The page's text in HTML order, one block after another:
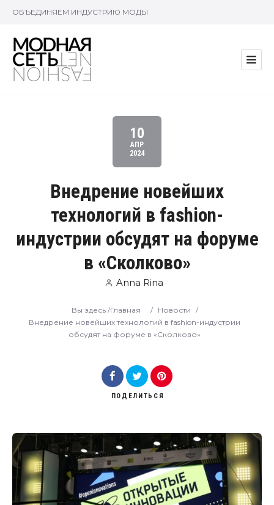
ОБЪЕДИНЯЕМ ИНДУСТРИЮ МОДЫ
10
АПР
2024
Внедрение новейших
технологий в fashion-
индустрии обсудят на форуме
в «Сколково»
Anna Rina
Вы здесь /Главная / Новости /
Внедрение новейших технологий в fashion-индустрии
обсудят на форуме в «Сколково»
ПОДЕЛИТЬСЯ